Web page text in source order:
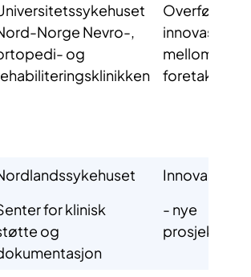
Norge Nevro-,
og
Overføring av
innovasjon
mellom
foretak
for klinisk
og
Innovasjon
- nye
prosjekter